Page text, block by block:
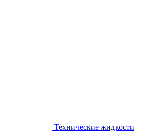
Технические жидкости